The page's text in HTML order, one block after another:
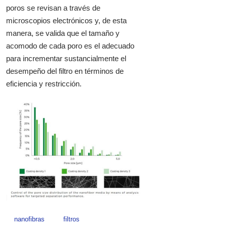
poros se revisan a través de
microscopios electrónicos y, de esta
manera, se valida que el tamaño y
acomodo de cada poro es el adecuado
para incrementar sustancialmente el
desempeño del filtro en términos de
eficiencia y restricción.
nanofibras filtros